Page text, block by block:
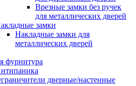
Врезные замки без ручек
для металлических дверей
замки
Накладные замки для
металлических дверей
фурнитура
дверные/настенные